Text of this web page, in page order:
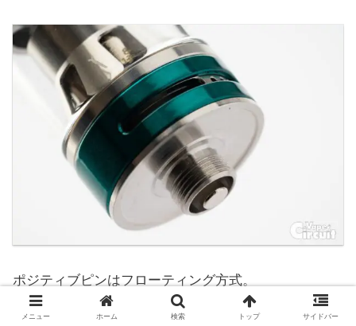
ポジティブピンはフローティング方式。
メニュー ホーム 検索 トップ サイドバー